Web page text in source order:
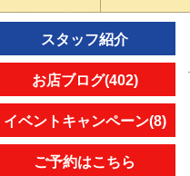
スタッフ紹介
お店ブログ(402)
イベントキャンペーン(8)
ご予約はこちら